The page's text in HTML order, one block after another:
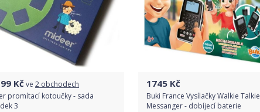
Kčve 2 obchodech
promítací kotoučky - sada
3
1745 Kč
Buki France Vysílačky Walkie Talkie
Messanger - dobíjecí baterie